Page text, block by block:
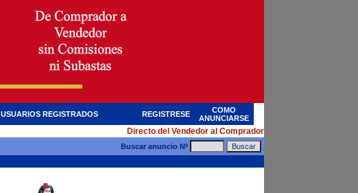
USUARIOS REGISTRADOS REGISTRESE
COMO
ANUNCIARSE
Directo del Vendedor al Comprador
Buscar anuncio Nº